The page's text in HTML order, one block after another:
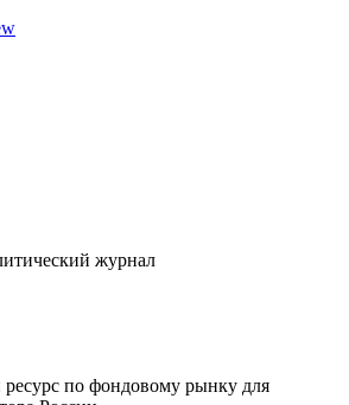
журнал
по фондовому рынку для